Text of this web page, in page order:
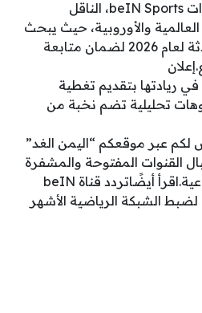
المستديرة اليوم نحو قنوات beIN Sports، الناقل
والأوروبية، حيث يبحث
الآلاف عن الترددات المحدثة لعام 2026 لضمان متابعة
ريادتها بتقديم تغطية
تحليلية تضم نخبة من
لكم عبر موقعكم “اليمن الغد”
القنوات المفتوحة والمشفرة
عبر مختلف الأقمار الصناعية.اقرأ أيضًاتردد قناة beIN